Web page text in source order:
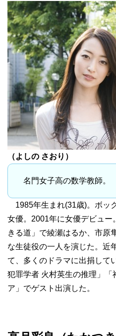
（よしの さおり）
名門女子高の数学教師。
1985年生まれ(31歳)。ボッ
女優。2001年に女優デビュー
きる道」で綾瀬はるか、市原
な生徒役の一人を演じた。近
て、多くのドラマに出捐して
犯罪学者 火村英生の推理」「
ア」でゲスト出演した。